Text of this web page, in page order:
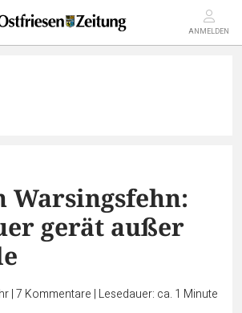
ANMELDEN
Warsingsfehn:
gerät außer
|7 Kommentare | Lesedauer: ca. 1 Minute